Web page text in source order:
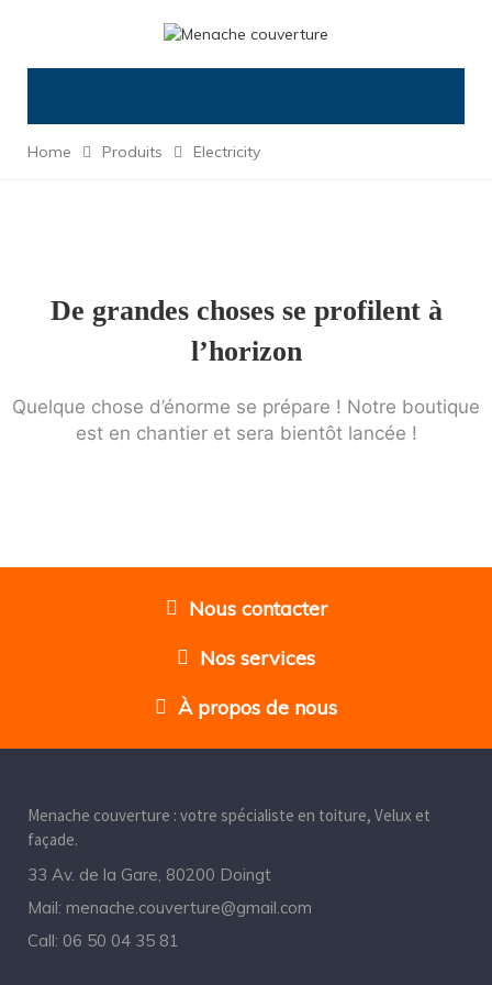
Home Produits Electricity
De grandes choses se profilent à
l’horizon
Quelque chose d’énorme se prépare ! Notre boutique
est en chantier et sera bientôt lancée !
Nous contacter
Nos services
À propos de nous
Menache couverture : votre spécialiste en toiture, Velux et
façade.
33 Av. de la Gare, 80200 Doingt
Mail: menache.couverture@gmail.com
Call: 06 50 04 35 81